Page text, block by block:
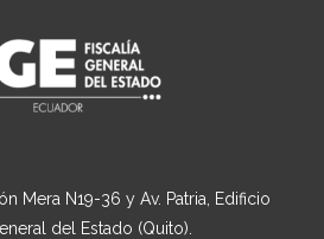
Mera N19-36 y Av. Patria, Edificio
del Estado (Quito).